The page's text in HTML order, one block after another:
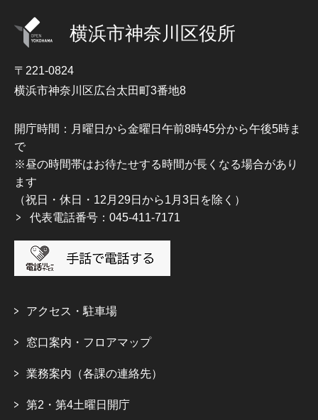
横浜市神奈川区役所
〒221-0824
横浜市神奈川区広台太田町3番地8
開庁時間：月曜日から金曜日午前8時45分から午後5時ま
で
※昼の時間帯はお待たせする時間が長くなる場合があり
ます
（祝日・休日・12月29日から1月3日を除く）
代表電話番号：045-411-7171
アクセス・駐車場
窓口案内・フロアマップ
業務案内（各課の連絡先）
第2・第4土曜日開庁